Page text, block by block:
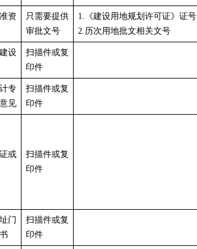
资
只需要提供
审批文号
1.《建设用地规划许可证》证号
2.历次用地批文相关文号
设
扫描件或复
印件
专
见
扫描件或复
印件
或
扫描件或复
印件
门
扫描件或复
印件